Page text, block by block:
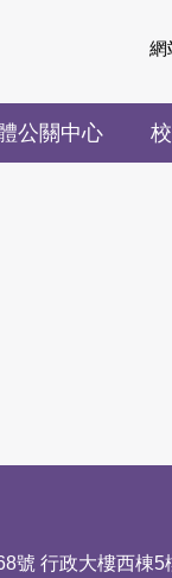
網
公關中心
號 行政大樓西棟5